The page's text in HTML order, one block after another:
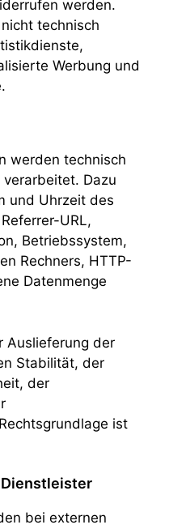
werden.
technisch
Werbung und
werden technisch
Dazu
und Uhrzeit des
URL,
Betriebssystem,
Rechners, HTTP-
Datenmenge
Auslieferung der
Stabilität, der
der
ist
bei externen